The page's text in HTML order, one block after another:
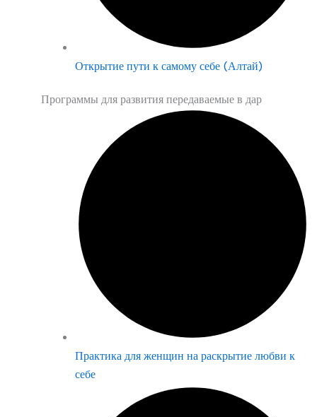
Открытие пути к самому себе (Алтай)
Программы для развития передаваемые в дар
Практика для женщин на раскрытие любви к
себе